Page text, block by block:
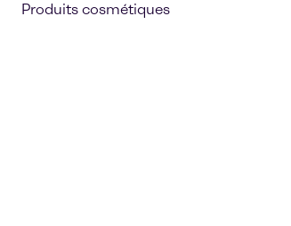
Produits cosmétiques